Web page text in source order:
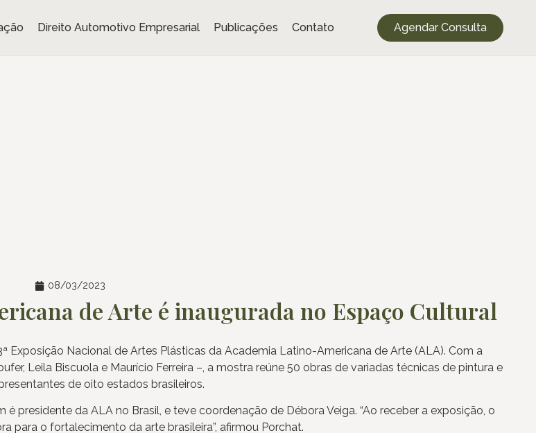
Direito Automotivo Empresarial Publicações Contato Agendar Consulta
08/03/2023
de Arte é inaugurada no Espaço Cultural
Exposição Nacional de Artes Plásticas da Academia Latino-Americana de Arte (ALA). Com a
Leila Biscuola e Maurício Ferreira –, a mostra reúne 50 obras de variadas técnicas de pintura e
de oito estados brasileiros.
presidente da ALA no Brasil, e teve coordenação de Débora Veiga. “Ao receber a exposição, o
para o fortalecimento da arte brasileira”, afirmou Porchat.